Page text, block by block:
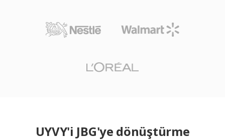
UYVY'i JBG'ye dönüştürme